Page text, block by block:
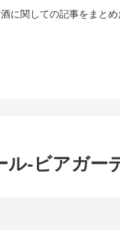
に関しての記事をまと
ル-ビアガー